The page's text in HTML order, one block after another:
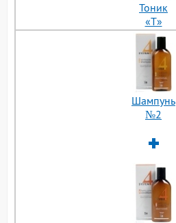
Тоник
«Т»
Шампунь
№2